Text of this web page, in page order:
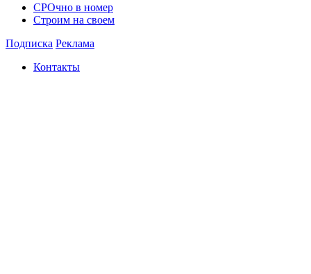
СРОчно в номер
Строим на своем
Подписка Реклама
Контакты